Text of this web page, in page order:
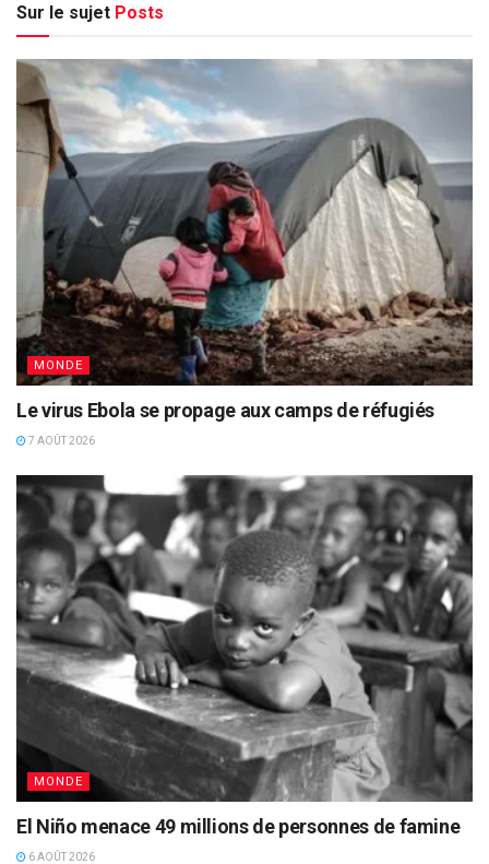
Sur le sujet Posts
MONDE
Le virus Ebola se propage aux camps de réfugiés
7 AOÛT 2026
MONDE
El Niño menace 49 millions de personnes de famine
6 AOÛT 2026